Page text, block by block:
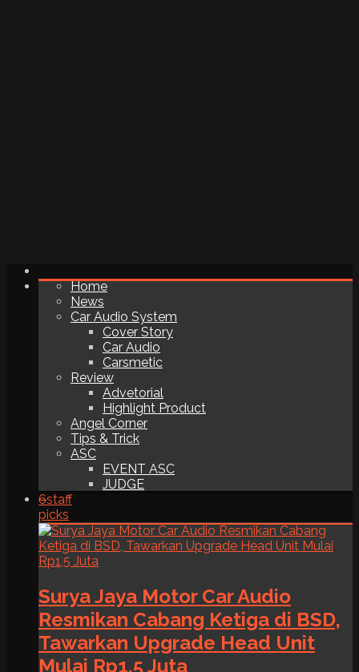
Home
News
Car Audio System
Cover Story
Car Audio
Carsmetic
Review
Advetorial
Highlight Product
Angel Corner
Tips & Trick
ASC
EVENT ASC
JUDGE
6staff
picks
Surya Jaya Motor Car Audio
Resmikan Cabang Ketiga di BSD,
Tawarkan Upgrade Head Unit
Mulai Rp1,5 Juta